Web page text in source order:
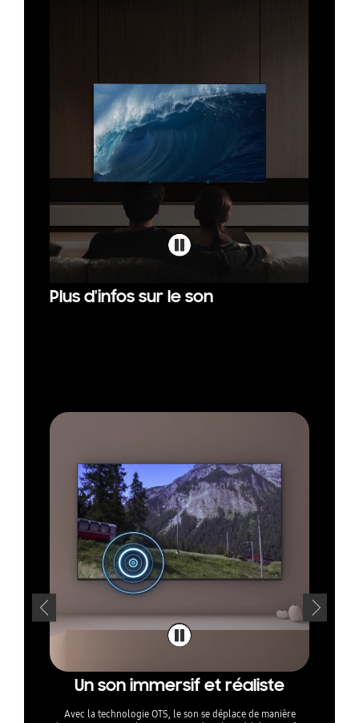
Plus d'infos sur le son
Un son immersif et réaliste
Avec la technologie OTS, le son se déplace de manière